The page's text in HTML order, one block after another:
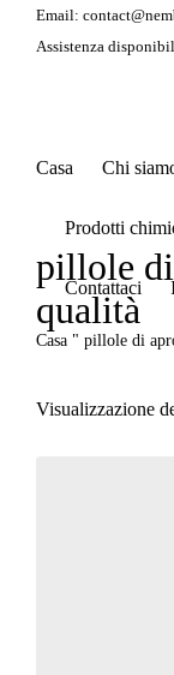
Email:
Assistenza
Casa Chi
Prodotti
Contattaci
pillole
qualità
Casa " pillole di
Visualizzazione